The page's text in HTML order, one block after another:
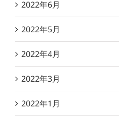
2022年6月
2022年5月
2022年4月
2022年3月
2022年1月